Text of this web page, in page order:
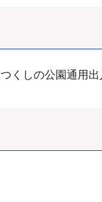
くしの公園通用